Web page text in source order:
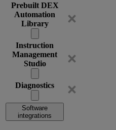
Prebuilt DEX
Automation
Library
Instruction
Management
Studio
Diagnostics
Software
integrations